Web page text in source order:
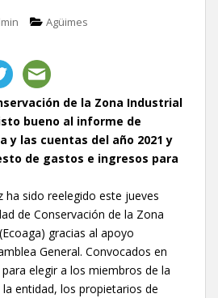
Agüimes
de la Zona Industrial
bueno al informe de
y las cuentas del año 2021 y
de gastos e ingresos para
ha sido reelegido este jueves
de Conservación de la Zona
gracias al apoyo
General. Convocados en
elegir a los miembros de la
la entidad, los propietarios de